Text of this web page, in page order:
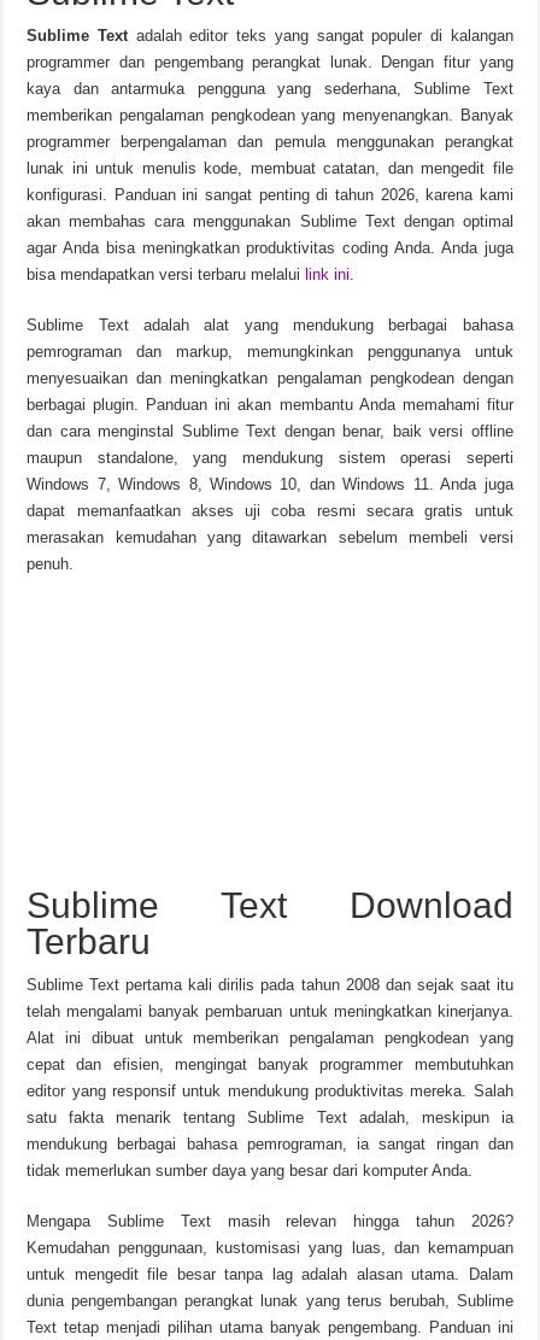
RATSHAKER Rat-Chan Pack-TENOKE v20260621 Unduhan Gratis
Sublime Textadalah editor teks yang sangat populer di kalangan
programmer dan pengembang perangkat lunak. Dengan fitur yang
kaya dan antarmuka pengguna yang sederhana, Sublime Text
memberikan pengalaman pengkodean yang menyenangkan. Banyak
programmer berpengalaman dan pemula menggunakan perangkat
lunak ini untuk menulis kode, membuat catatan, dan mengedit file
konfigurasi. Panduan ini sangat penting di tahun 2026, karena kami
akan membahas cara menggunakan Sublime Text dengan optimal
agar Anda bisa meningkatkan produktivitas coding Anda. Anda juga
bisa mendapatkan versi terbaru melalui link ini.
Sublime Text adalah alat yang mendukung berbagai bahasa
pemrograman dan markup, memungkinkan penggunanya untuk
menyesuaikan dan meningkatkan pengalaman pengkodean dengan
berbagai plugin. Panduan ini akan membantu Anda memahami fitur
dan cara menginstal Sublime Text dengan benar, baik versi offline
maupun standalone, yang mendukung sistem operasi seperti
Windows 7, Windows 8, Windows 10, dan Windows 11. Anda juga
dapat memanfaatkan akses uji coba resmi secara gratis untuk
merasakan kemudahan yang ditawarkan sebelum membeli versi
penuh.
Sublime Text Download
Terbaru
Sublime Text pertama kali dirilis pada tahun 2008 dan sejak saat itu
telah mengalami banyak pembaruan untuk meningkatkan kinerjanya.
Alat ini dibuat untuk memberikan pengalaman pengkodean yang
cepat dan efisien, mengingat banyak programmer membutuhkan
editor yang responsif untuk mendukung produktivitas mereka. Salah
satu fakta menarik tentang Sublime Text adalah, meskipun ia
mendukung berbagai bahasa pemrograman, ia sangat ringan dan
tidak memerlukan sumber daya yang besar dari komputer Anda.
Mengapa Sublime Text masih relevan hingga tahun 2026?
Kemudahan penggunaan, kustomisasi yang luas, dan kemampuan
untuk mengedit file besar tanpa lag adalah alasan utama. Dalam
dunia pengembangan perangkat lunak yang terus berubah, Sublime
Text tetap menjadi pilihan utama banyak pengembang. Panduan ini